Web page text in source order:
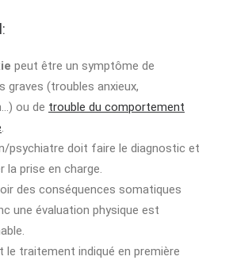
peut être un symptôme de
graves (troubles anxieux,
ou de trouble du comportement
.
psychiatre doit faire le diagnostic et
la prise en charge.
des conséquences somatiques
une évaluation physique est
le traitement indiqué en première